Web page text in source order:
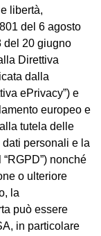
libertà,
del 6 agosto
del 20 giugno
Direttiva
dalla
ePrivacy”) e
europeo e
tutela delle
personali e la
nonché
o ulteriore
la
può essere
in particolare